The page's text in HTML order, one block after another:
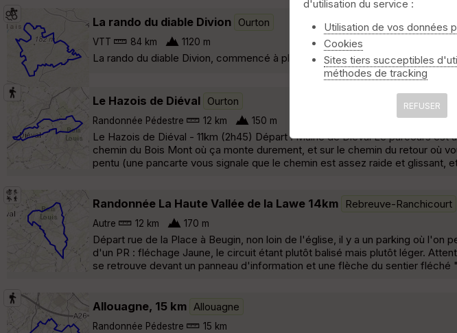
La rando du diable Divion Ourton
VTT 84 km 1120 m
La rando du diable Divion, commencé à plusieurs reprises par la fine équipe
Le Hazois de Diéval Ourton
Randonnée Pédestre 12 km 150 m
Le Hazois de Diéval - 11km (2h45) Départ : Mairie de Diéval Le parcours est
chemin du Bois Mont où ça monte durement, et sur le chemin du retour où
pentu (une pancarte vous signale que le chemin est assez raide et glissant,
Randonnée La Haute Vallée de la Lawe 14km Rebreuve-Ranchicourt
Autre 12 km 170 m
Départ rue de la Place à Beugin, non loin de l'église, il y a un parking où l'on
d'un PR : fléchage Jaune, le circuit étant plutôt balisé mais plutôt léger.
se retrouve devant un panneau d'information et une flèche du sentier fléché
Allouagne, 15 km Allouagne
Randonnée Pédestre 15 km
d'utilisation du service :
Utilisation de vos données
Cookies
Sites tiers succeptibles
méthodes de tracking
REFUSER